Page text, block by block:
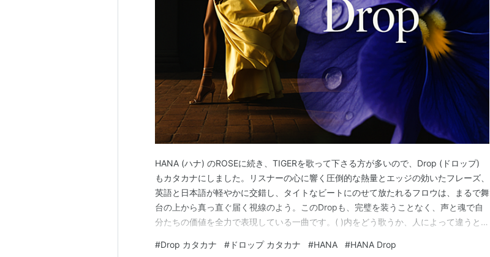
HANA (ハナ) のROSEに続き、TIGERを歌って下さる方が多いので、Drop (ドロップ)
もカタカナにしました。リスナーの心に響く圧倒的な熱量とエッジの効いたフレーズ、
英語と日本語が軽やかに交錯し、タイトなビートにのせて放たれるフロウは、まるで舞
台の上から真っ直ぐ届く視線のよう。このDropも、完璧を装うことなく、声と魂で自
分たちの価値を全力で表現している一曲です。( )内をどう歌うか、人によって違うと思
てく芸術ﾜｯﾂ ﾘｫ? わからせてくｱｲﾏ ﾀｯﾌﾟ ﾀｯﾌﾟ ﾀｯ…
#Drop カタカナ # ドロップ カタカナ #HANA #HANA Drop